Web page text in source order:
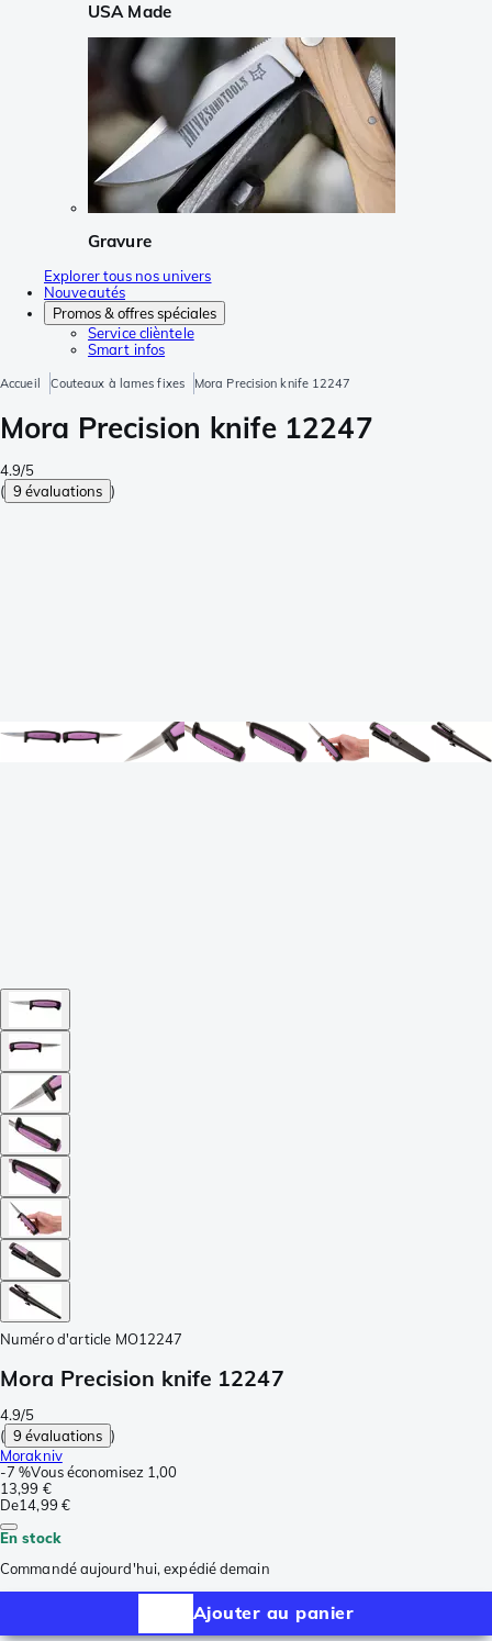
USA Made
Gravure
Explorer tous nos univers
Nouveautés
Promos & offres spéciales
Service clièntele
Smart infos
Accueil Couteaux à lames fixes Mora Precision knife 12247
Mora Precision knife 12247
4.9/5
( 9 évaluations )
Numéro d'article MO12247
Mora Precision knife 12247
4.9/5
( 9 évaluations )
Morakniv
-7 %Vous économisez 1,00
13,99 €
De14,99 €
En stock
Commandé aujourd'hui, expédié demain
Ajouter au panier